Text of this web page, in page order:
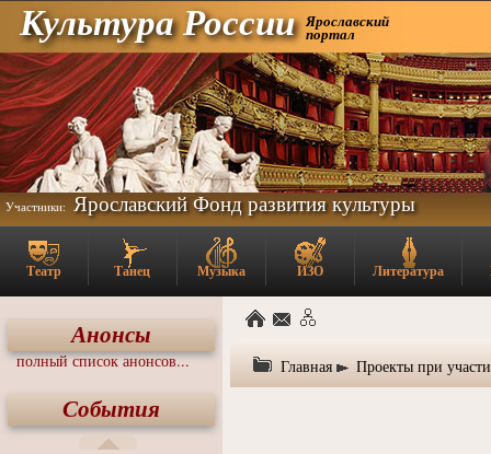
Культура России Ярославский
портал
Участники: Ярославский Фонд развития культуры
Театр Танец Музыка ИЗО Литература
Анонсы
полный список анонсов...
События
Главная Проекты при